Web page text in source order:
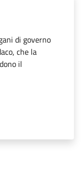
di governo
che la
il